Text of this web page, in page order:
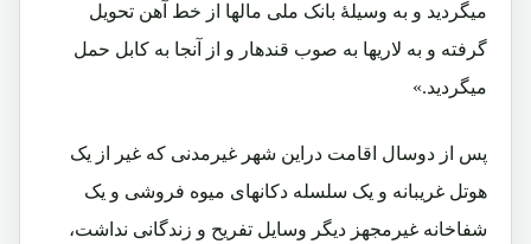
میگردید و به وسیلۀ بانک ملی مالها از خط آهن تحویل
گرفته و به لاریها به صوب قندهار و از آنجا به کابل حمل
میگردید.»
پس از دوسال اقامت دراین شهر غیرمدنی که غیر از یک
هوتل غریبانه و یک سلسله دکانهای میوه فروشی و یک
شفاخانه غیرمجهز دیگر وسایل تفریح و زندگانی نداشت،